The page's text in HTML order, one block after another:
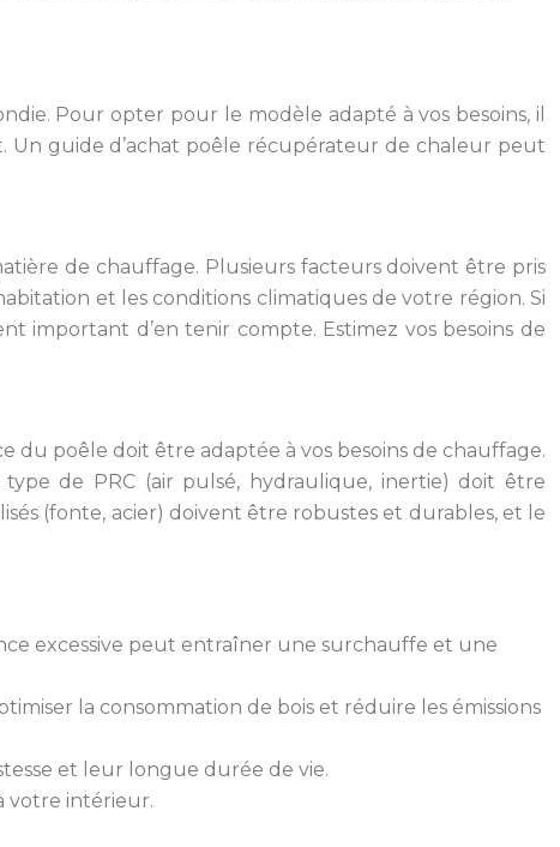
Pour opter pour le modèle adapté à vos besoins, il
Un guide d’achat poêle récupérateur de chaleur peut
de chauffage. Plusieurs facteurs doivent être pris
et les conditions climatiques de votre région. Si
important d’en tenir compte. Estimez vos besoins de
du poêle doit être adaptée à vos besoins de chauffage.
de PRC (air pulsé, hydraulique, inertie) doit être
(fonte, acier) doivent être robustes et durables, et le
excessive peut entraîner une surchauffe et une
la consommation de bois et réduire les émissions
et leur longue durée de vie.
votre intérieur.